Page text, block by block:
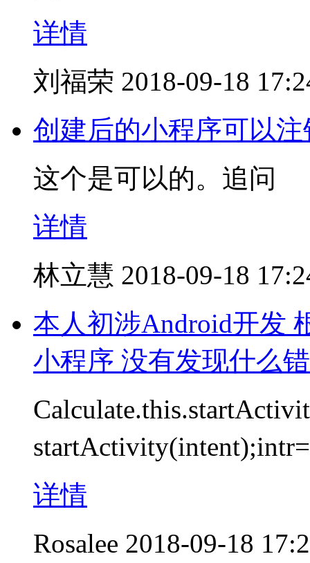
详情
刘福荣 2018-09-18
创建后的小程序可以
这个是可以的。追问
详情
林立慧 2018-09-18
本人初涉Android开发
小程序 没有发现什么
详情
Rosalee 2018-09-18